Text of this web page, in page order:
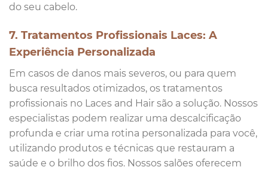
do seu cabelo.
7. Tratamentos Profissionais Laces: A
Experiência Personalizada
Em casos de danos mais severos, ou para quem
busca resultados otimizados, os tratamentos
profissionais no Laces and Hair são a solução. Nossos
especialistas podem realizar uma descalcificação
profunda e criar uma rotina personalizada para você,
utilizando produtos e técnicas que restauram a
saúde e o brilho dos fios. Nossos salões oferecem